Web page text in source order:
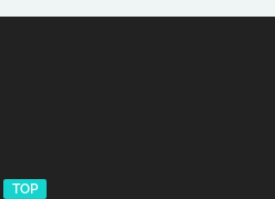
TOP